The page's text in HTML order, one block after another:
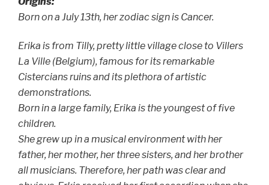
Born on a July 13th, her zodiac sign is Cancer.
Erika is from Tilly, pretty little village close to Villers
La Ville (Belgium), famous for its remarkable
Cistercians ruins and its plethora of artistic
demonstrations.
Born in a large family, Erika is the youngest of five
children.
She grew up in a musical environment with her
father, her mother, her three sisters, and her brother
all musicians. Therefore, her path was clear and